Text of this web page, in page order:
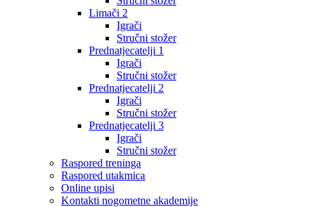
Limači 2
Igrači
Stručni stožer
Prednatjecatelji 1
Igrači
Stručni stožer
Prednatjecatelji 2
Igrači
Stručni stožer
Prednatjecatelji 3
Igrači
Stručni stožer
Raspored treninga
Raspored utakmica
Online upisi
Kontakti nogometne akademije